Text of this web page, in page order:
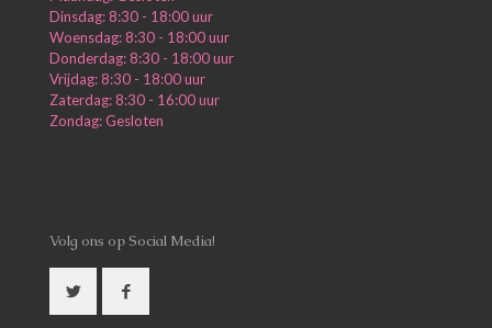
Dinsdag: 8:30 - 18:00 uur
Woensdag: 8:30 - 18:00 uur
Donderdag: 8:30 - 18:00 uur
Vrijdag: 8:30 - 18:00 uur
Zaterdag: 8:30 - 16:00 uur
Zondag: Gesloten
Volg ons op Social Media!